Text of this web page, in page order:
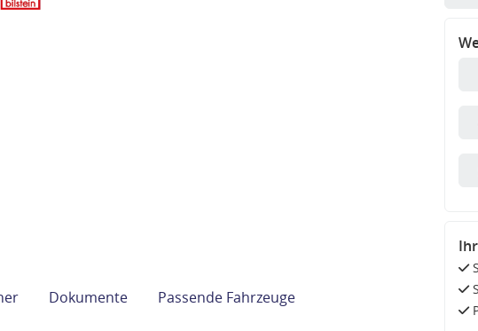
Dokumente Passende Fahrzeuge